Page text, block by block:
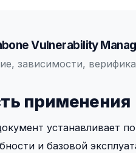
Vulnerability
зависимости,
применения
устанавливает
и базовой